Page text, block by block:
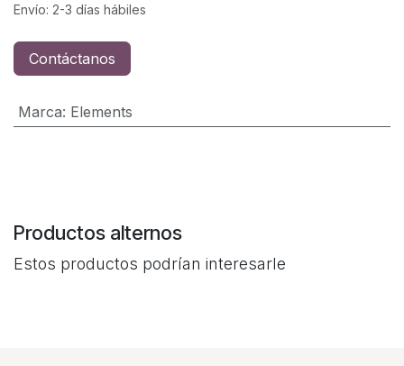
Envío: 2-3 días hábiles
Contáctanos
Marca: Elements
Productos alternos
Estos productos podrían interesarle